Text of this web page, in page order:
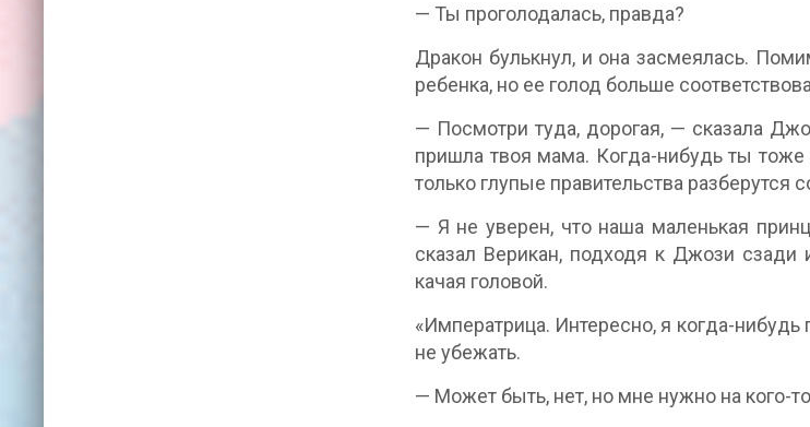
— Ты проголодалась, правда?
Дракон булькнул, и она засмеялась.
ребенка, но ее голод больше
— Посмотри туда, дорогая, — сказала
пришла твоя мама. Когда-нибудь ты
только глупые правительства разберутся
— Я не уверен, что наша маленькая
сказал Верикан, подходя к Джози
качая головой.
«Императрица. Интересно, я когда-
не убежать.
— Может быть, нет, но мне нужно на кого-